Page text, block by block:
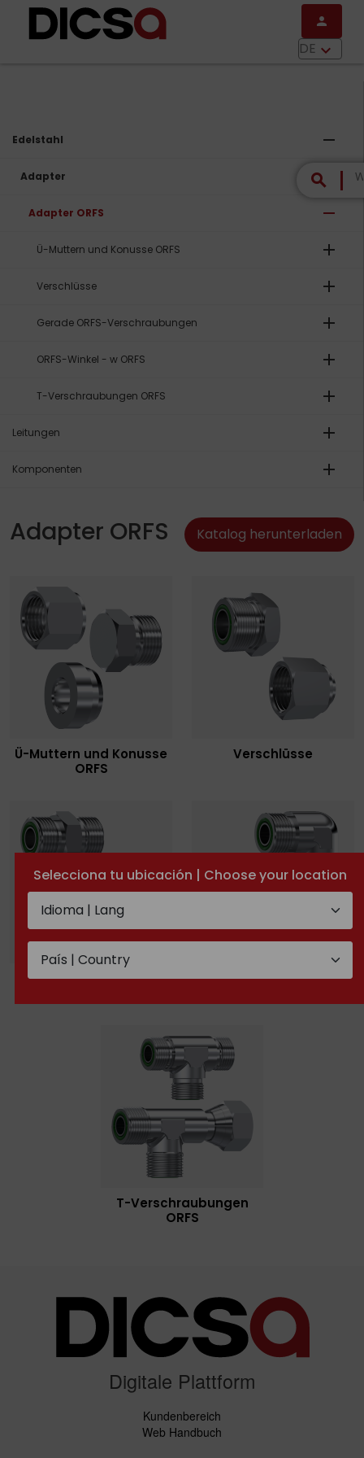
Selecciona tu ubicación | Choose your location
person
DE keyboard_arrow_down
search
Edelstahl remove
Adapter remove
Adapter ORFS remove
Ü-Muttern und Konusse ORFS add
Verschlüsse add
Gerade ORFS-Verschraubungen add
ORFS-Winkel - w ORFS add
T-Verschraubungen ORFS add
Leitungen add
Komponenten add
Adapter ORFS Katalog herunterladen
Ü-Muttern und Konusse
ORFS
Verschlüsse
Gerade ORFS-
ORFS-Winkel - w ORFS
T-Verschraubungen
ORFS
Digitale Plattform
Kundenbereich
Web Handbuch